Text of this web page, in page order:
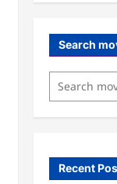
Search
Recent